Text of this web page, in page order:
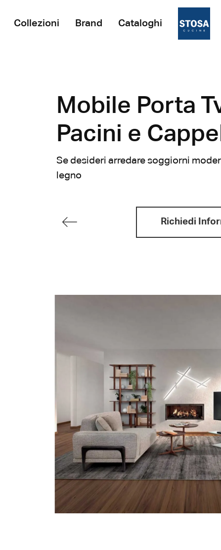
Collezioni Brand Cataloghi
Mobile Porta
Pacini e
Se desideri arredare soggiorni
legno
Richiedi